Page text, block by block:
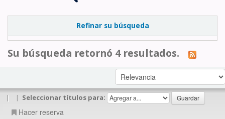
Refinar su búsqueda
Su búsqueda retornó 4 resultados.
| | Seleccionar títulos para:
Hacer reserva